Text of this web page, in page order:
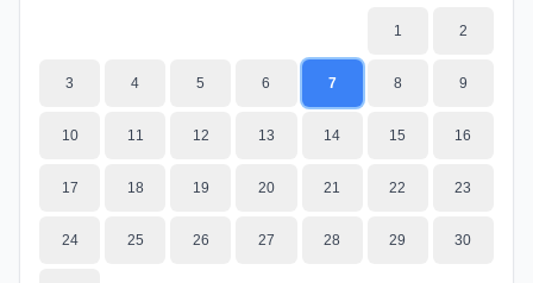
1 2
3 4 5 6 7 8 9
10 11 12 13 14 15 16
17 18 19 20 21 22 23
24 25 26 27 28 29 30